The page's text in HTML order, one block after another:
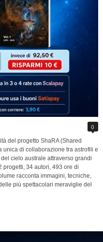
0
del progetto ShaRA (Shared
unica di collaborazione tra astrofili e
cielo australe attraverso grandi
progetti, 34 autori, 493 ore di
racconta immagini, tecniche,
più spettacolari meraviglie del